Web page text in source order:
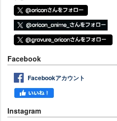
Facebook
Facebookアカウント
Instagram